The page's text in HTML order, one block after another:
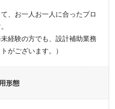
、お一人お一人に合ったプロ
経験の方でも、設計補助業務
がございます。）
形態